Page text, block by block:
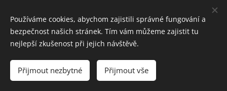
Římskokatolická farnost Dačice; Krajířova 18, Dačice
Cookies
Používáme cookies, abychom zajistili správné fungování a
bezpečnost našich stránek. Tím vám můžeme zajistit tu
nejlepší zkušenost při jejich návštěvě.
Přijmout nezbytné Přijmout vše